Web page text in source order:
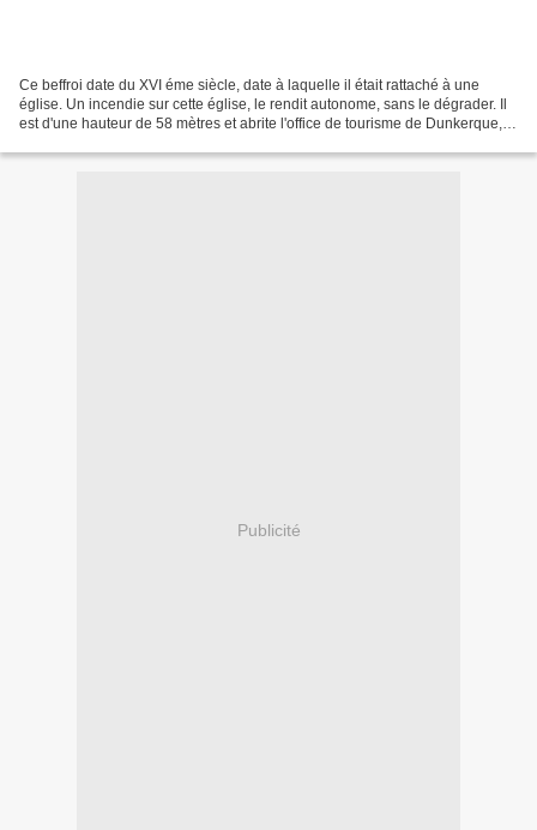
Ce beffroi date du XVI éme siècle, date à laquelle il était rattaché à une
église. Un incendie sur cette église, le rendit autonome, sans le dégrader. Il
est d'une hauteur de 58 mètres et abrite l'office de tourisme de Dunkerque,
Publicité